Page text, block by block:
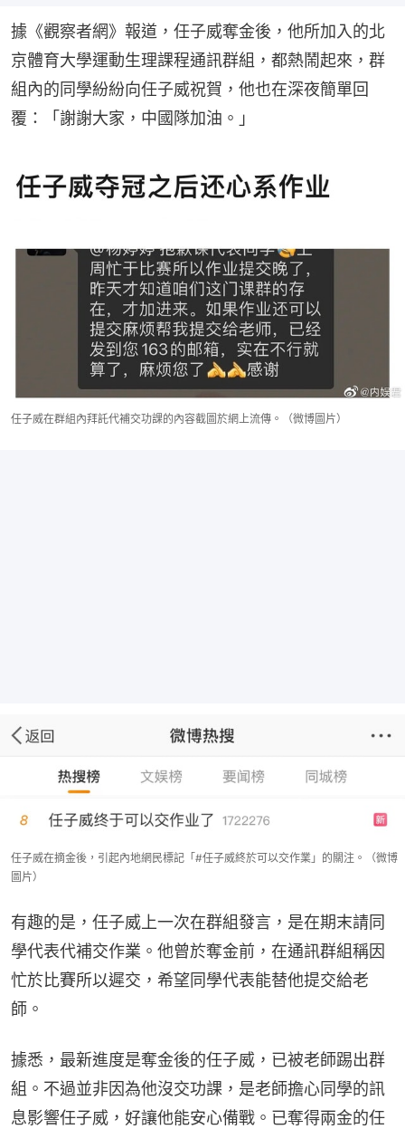
據《觀察者網》報道，任子威奪金後，他所加入的北
京體育大學運動生理課程通訊群組，都熱鬧起來，群
組內的同學紛紛向任子威祝賀，他也在深夜簡單回
覆：「謝謝大家，中國隊加油。」
任子威在群組內拜託代補交功課的內容截圖於網上流傳。（微博圖片）
任子威在摘金後，引起內地網民標記「#任子威終於可以交作業」的關注。（微博
圖片）
有趣的是，任子威上一次在群組發言，是在期末請同
學代表代補交作業。他曾於奪金前，在通訊群組稱因
忙於比賽所以遲交，希望同學代表能替他提交給老
師。
據悉，最新進度是奪金後的任子威，已被老師踢出群
組。不過並非因為他沒交功課，是老師擔心同學的訊
息影響任子威，好讓他能安心備戰。已奪得兩金的任